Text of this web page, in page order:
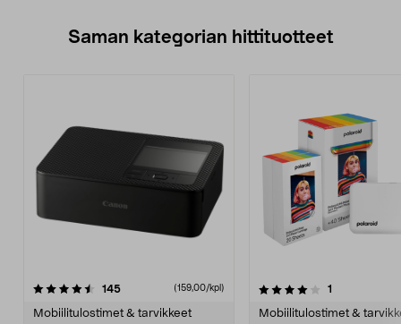
Saman kategorian hittituotteet
145arvostelut (159,00/kpl)
Mobiilitulostimet & tarvikkeet
4.0 viidestä
1
Mobiilitulostimet &
4.5 viidestä